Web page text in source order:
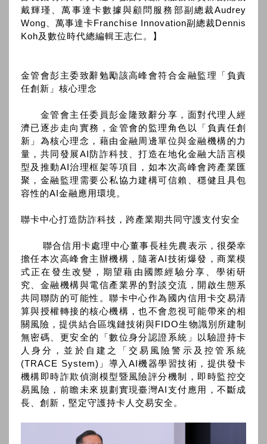
戴輝瑾、萬事達卡數據與顧問服務部副總裁Audrey
Wong、萬事達卡Franchise Innovation副總裁Dennis
Koh及數位時代總編輯王志仁。】
金管會彭主委致辭勉勵該高峰會符合金融監理「負責
任創新」核心理念
金管會主任委員彭金隆致辭分享，面對代理人經
濟已逐步走向實務，金管會的監理角色以「負責任創
新」為核心理念，藉由金融周邊單位與金融機構的力
量，共同發展AI防詐科技、打造在地化金融大語言模
型及推動AI治理框架等項目，如本次高峰會跨產業匯
聚，金融監理需要公私協力建構可信賴、穩健且具包
容性的AI金融應用環境。
聯卡中心打造防詐科技，跨產業期共同守護支付安全
聯合信用卡處理中心董事長桂先農表示，很榮幸
擔任本次高峰會主辦機構，隨著AI技術爆發，商業模
式正在發生改變，期望藉由國際經驗分享、學術研
究、金融機構與電信產業界的對談交流，開啟生態系
共同聯防的可能性。聯卡中心作為國內信用卡交易清
算與授權轉接的核心機構，也不會忽視可能帶來的相
關風險，提供結合區塊鏈技術與FIDO生物識別所建制
無密碼、更安全的「數位身分認證系統」以驗證持卡
人身分，並於自建之「交易風險警示及控管系統
(TRACE System)」導入AI機器學習技術，提供發卡
機構即時詐欺偵測模型暨風險評分機制，即時監控交
易風險，前瞻未來規劃實現臺灣AI支付應用，不斷成
長、創新，堅定守護持卡人交易安全。